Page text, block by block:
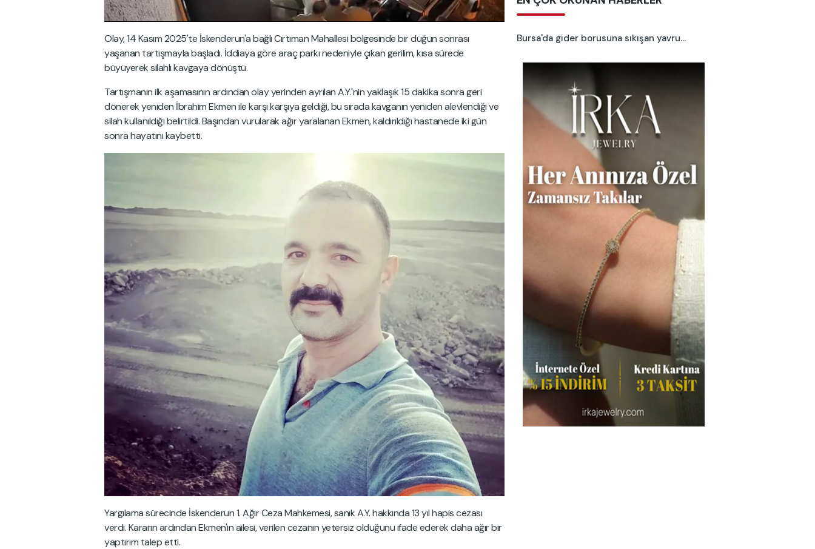
Olay, 14 Kasım 2025'te İskenderun'a bağlı Cırtıman Mahallesi bölgesinde bir düğün sonrası
yaşanan tartışmayla başladı. İddiaya göre araç parkı nedeniyle çıkan gerilim, kısa sürede
büyüyerek silahlı kavgaya dönüştü.
Tartışmanın ilk aşamasının ardından olay yerinden ayrılan A.Y.'nin yaklaşık 15 dakika sonra geri
dönerek yeniden İbrahim Ekmen ile karşı karşıya geldiği, bu sırada kavganın yeniden alevlendiği ve
silah kullanıldığı belirtildi. Başından vurularak ağır yaralanan Ekmen, kaldırıldığı hastanede iki gün
sonra hayatını kaybetti.
Yargılama sürecinde İskenderun 1. Ağır Ceza Mahkemesi, sanık A.Y. hakkında 13 yıl hapis cezası
verdi. Kararın ardından Ekmen'in ailesi, verilen cezanın yetersiz olduğunu ifade ederek daha ağır bir
yaptırım talep etti.
Bursa'da gider borusuna sıkışan yavru...